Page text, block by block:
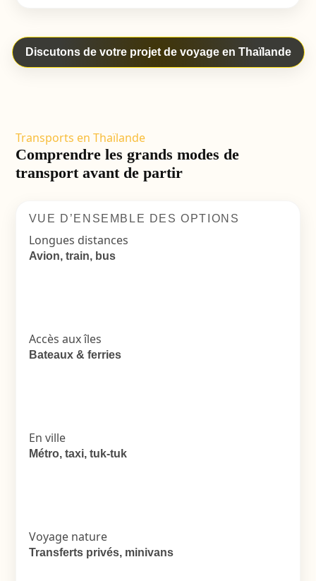
Discutons de votre projet de voyage en Thaïlande
Transports en Thaïlande
Comprendre les grands modes de
transport avant de partir
VUE D’ENSEMBLE DES OPTIONS
Longues distances
Avion, train, bus
Accès aux îles
Bateaux & ferries
En ville
Métro, taxi, tuk-tuk
Voyage nature
Transferts privés, minivans